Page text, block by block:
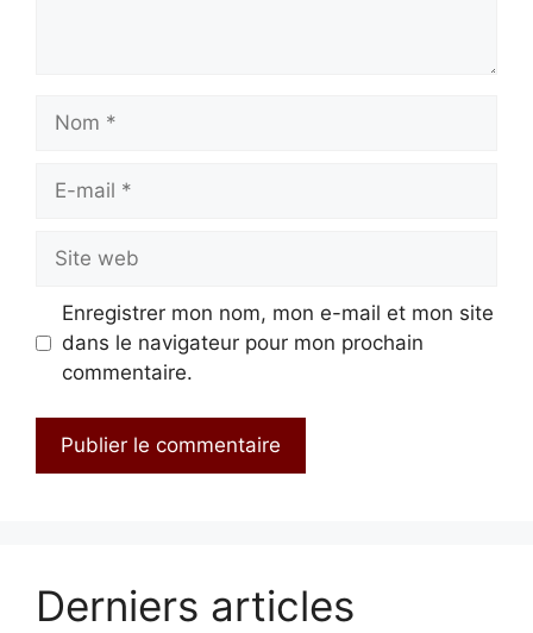
mail
web
Enregistrer mon nom, mon e-mail et mon site
dans le navigateur pour mon prochain
commentaire.
Derniers articles